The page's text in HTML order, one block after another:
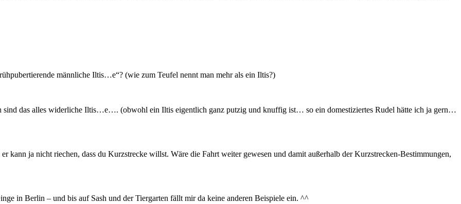
männliche Iltis…e“? (wie zum Teufel nennt man mehr als ein Iltis?)
sind das alles widerliche Iltis…e…. (obwohl ein Iltis eigentlich ganz putzig und knuffig ist… so ein domestiziertes Rudel hätte ich ja gern…
kann ja nicht riechen, dass du Kurzstrecke willst. Wäre die Fahrt weiter gewesen und damit außerhalb der Kurzstrecken-Bestimmungen,
in Berlin – und bis auf Sash und der Tiergarten fällt mir da keine anderen Beispiele ein. ^^